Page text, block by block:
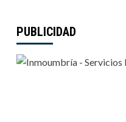
PUBLICIDAD